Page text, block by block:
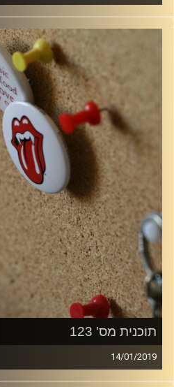
קלאסיקות רוק עם אורן הוף.
włodi
תוכנית מס' 123
14/01/2019
קלאסיקות רוק עם אורן הוף.